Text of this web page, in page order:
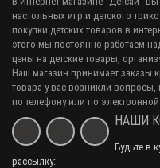
настольных игр и детского
покупки детских товаров в
этого мы постоянно работаем
цены на детские товары,
Наш магазин принимает заказы
товара у вас возникли
по телефону или по электронной
НАШИ
Будьте в
рассылку: